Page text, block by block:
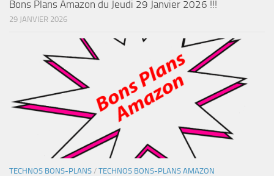
Bons Plans Amazon du Jeudi 29 Janvier 2026 !!!
29 JANVIER 2026
TECHNOS BONS-PLANS / TECHNOS BONS-PLANS AMAZON